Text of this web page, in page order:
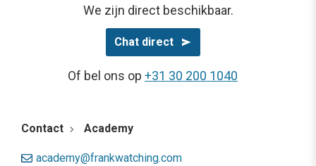
We zijn direct beschikbaar.
Chat direct
Of bel ons op +31 30 200 1040
Contact Academy
academy@frankwatching.com